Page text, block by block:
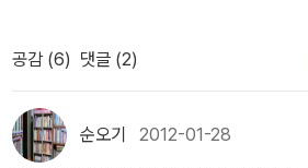
장석봉 옮김, 비룡소, 1999.6.15.첫/
dtoTrees #PatriciaLauber #HollyKeller《
(첼리 두란 라이언 글·아놀드 로벨 그림/정
99.5.20.첫/2003.9.5.6벌
ArnoldLobel《나라를 버린 아이들》(김지연
이야기였다. ‘그것은 크리스틴의 부엌에서
스틴의 딸 에디트가 린드그렌에게 거인과
주었고 거기서부터 작가가 되는 과정이 시
니다. 뭔가 부러움과 질투마저 느끼게 되는
런 어린 시절이 없기 때문이다. 뒷방에서 읽
금은 '거친 빵'이라 말하지만 당시에는 어
도 한 입만.' 이라고 하고 싶었다는) 어릴 때
이들에게 책을 권해주는 입장이 되면서 린
것이다. 그녀는 90이 넘도록 장수했고, 이
드 린드그렌, 일론 비클란드, 햇살과 나무꾼 옮김 최근에 아
린드그렌의 책이 새로 나왔다고 하는데, 이
림책이라서 페이지가 많지 않은 편이고, 같
쪽 책은 초등생을 위한 책입니다. 지은이와
공감 (6) 댓글 (2)
순오기 2012-01-28